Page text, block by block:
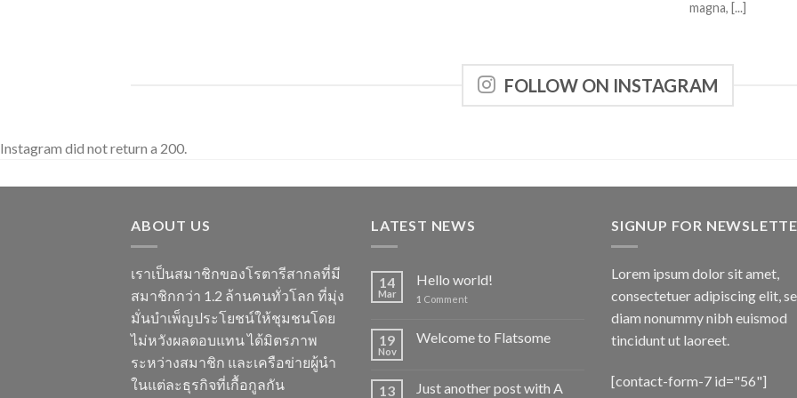
magna, [...]
FOLLOW ON INSTAGRAM
Instagram did not return a 200.
ABOUT US
เราเป็นสมาชิกของโรตารีสากลที่มี
สมาชิกกว่า 1.2 ล้านคนทั่วโลก ที่มุ่ง
มั่นบำเพ็ญประโยชน์ให้ชุมชนโดย
ไม่หวังผลตอบแทน ได้มิตรภาพ
ระหว่างสมาชิก และเครือข่ายผู้นำ
ในแต่ละธุรกิจที่เกื้อกูลกัน
LATEST NEWS
14
Mar
Hello world!
1 Comment
19
Nov
Welcome to Flatsome
13
Just another post with A
SIGNUP FOR
Lorem ipsum dolor sit amet,
consectetuer adipiscing elit,
diam nonummy nibh euismod
tincidunt ut laoreet.
[contact-form-7 id="56"]